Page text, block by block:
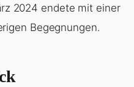
2024 endete mit einer
Begegnungen.